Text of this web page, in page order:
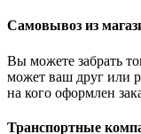
Самовывоз из
Вы можете забрать
может ваш друг или
на кого оформлен
Транспортные